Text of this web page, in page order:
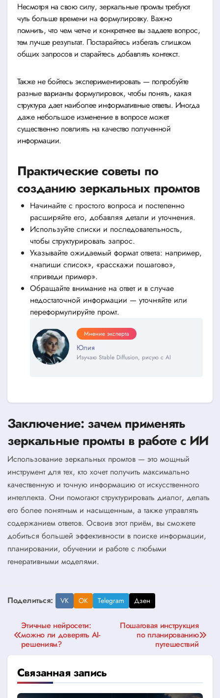
Несмотря на свою силу, зеркальные промты требуют
чуть больше времени на формулировку. Важно
помнить, что чем четче и конкретнее вы задаете вопрос,
тем лучше результат. Постарайтесь избегать слишком
общих запросов и старайтесь добавлять контекст.
Также не бойтесь экспериментировать — попробуйте
разные варианты формулировок, чтобы понять, какая
структура дает наиболее информативные ответы. Иногда
даже небольшое изменение в вопросе может
существенно повлиять на качество полученной
информации.
Практические советы по
созданию зеркальных промтов
Начинайте с простого вопроса и постепенно
расширяйте его, добавляя детали и уточнения.
Используйте списки и последовательность,
чтобы структурировать запрос.
Указывайте ожидаемый формат ответа: например,
«напиши список», «расскажи пошагово»,
«приведи пример».
Обращайте внимание на ответ и в случае
недостаточной информации — уточняйте или
переформулируйте промт.
Мнение эксперта
Юлия
Изучаю Stable Diffusion, рисую с AI
Заключение: зачем применять
зеркальные промты в работе с ИИ
Использование зеркальных промтов — это мощный
инструмент для тех, кто хочет получить максимально
качественную и точную информацию от искусственного
интеллекта. Они помогают структурировать диалог, делать
его более понятным и насыщенным, а также управлять
содержанием ответов. Освоив этот приём, вы сможете
добиться большей эффективности в поиске информации,
планировании, обучении и работе с любыми
генеративными моделями.
Поделиться: VK OK Telegram Дзен
Навигация
по
записям
Этичные нейросети:
можно ли доверять AI-
решениям?
Пошаговая инструкция
по планированию
путешествий
Связанная запись